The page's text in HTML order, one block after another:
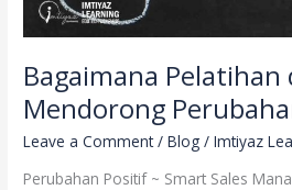
Bagaimana Pelatihan
Mendorong
Leave a Comment /Blog /Imtiyaz
Perubahan Positif ~ Smart Sales